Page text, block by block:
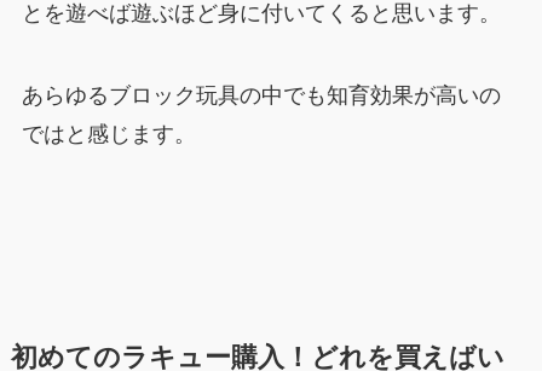
とを遊べば遊ぶほど身に付いてくると思います。
あらゆるブロック玩具の中でも知育効果が高いの
ではと感じます。
初めてのラキュー購入！どれを買えばい